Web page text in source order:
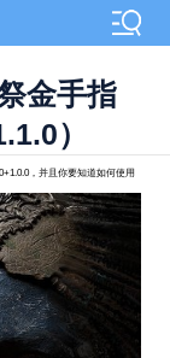
金手指
）
，并且你要知道如何使用